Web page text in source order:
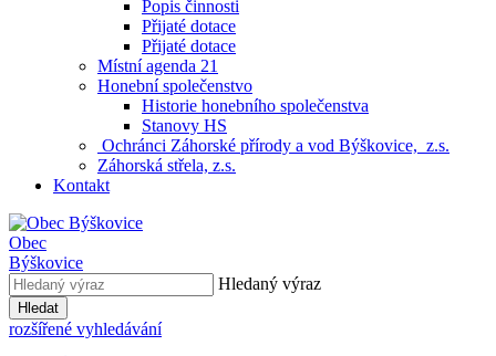
Popis činnosti
Přijaté dotace
Přijaté dotace
Místní agenda 21
Honební společenstvo
Historie honebního společenstva
Stanovy HS
Ochránci Záhorské přírody a vod Býškovice, z.s.
Záhorská střela, z.s.
Kontakt
Obec
Býškovice
Hledaný výraz
Hledat
rozšířené vyhledávání